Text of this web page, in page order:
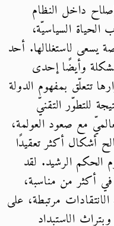
داخل النظام
السياسيّة،
يسعى لاستغلالها. أحد
وأيضًا إحدى
تتعلّق بمفهوم الدولة
للتطوّر التقنيّ
مع صعود العولمة،
أشكال أكثر تعقيدًا
الحكم الرشيد. لقد
أكثر من مناسبة،
مرتبطة، على
وبتراث الاستبداد